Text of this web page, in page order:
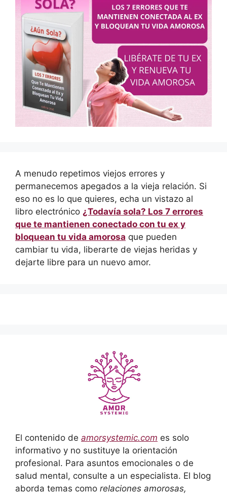
A menudo repetimos viejos errores y
permanecemos apegados a la vieja relación. Si
eso no es lo que quieres, echa un vistazo al
libro electrónico ¿Todavía sola? Los 7 errores
que te mantienen conectado con tu ex y
bloquean tu vida amorosa que pueden
cambiar tu vida, liberarte de viejas heridas y
dejarte libre para un nuevo amor.
El contenido de amorsystemic.com es solo
informativo y no sustituye la orientación
profesional. Para asuntos emocionales o de
salud mental, consulte a un especialista. El blog
aborda temas como relaciones amorosas,